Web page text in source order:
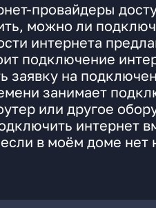
провайдеры
можно ли
интернета
подключение
заявку на
занимает
или другое
интернет
в моём доме нет